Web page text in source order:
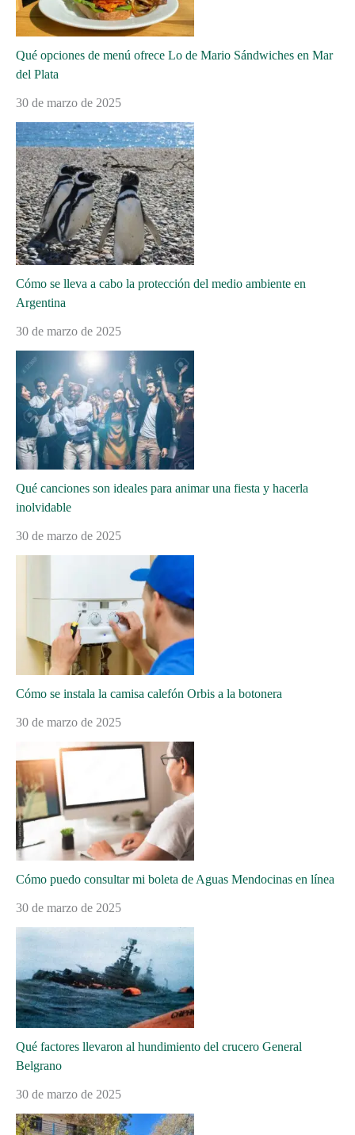
Qué opciones de menú ofrece Lo de Mario Sándwiches en Mar
del Plata
30 de marzo de 2025
Cómo se lleva a cabo la protección del medio ambiente en
Argentina
30 de marzo de 2025
Qué canciones son ideales para animar una fiesta y hacerla
inolvidable
30 de marzo de 2025
Cómo se instala la camisa calefón Orbis a la botonera
30 de marzo de 2025
Cómo puedo consultar mi boleta de Aguas Mendocinas en línea
30 de marzo de 2025
Qué factores llevaron al hundimiento del crucero General
Belgrano
30 de marzo de 2025